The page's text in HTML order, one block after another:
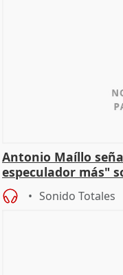
Antonio Maíllo
especulador más"
Becerril
Sonido Totales